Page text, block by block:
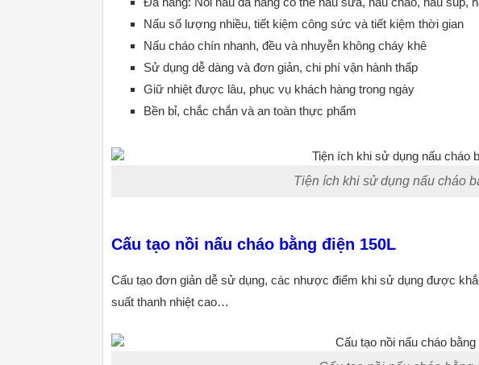
Nấu số lượng nhiều, tiết kiệm công sức và tiết kiệm thời gian
Nấu cháo chín nhanh, đều và nhuyễn không cháy khê
Sử dụng dễ dàng và đơn giản, chi phí vận hành thấp
Giữ nhiệt được lâu, phục vụ khách hàng trong ngày
Bền bỉ, chắc chắn và an toàn thực phẩm
Tiện ích khi sử dụng nấu cháo
Cấu tạo nồi nấu cháo bằng điện 150L
Cấu tạo đơn giản dễ sử dụng, các nhược điểm khi sử dụng được
suất thanh nhiệt cao…